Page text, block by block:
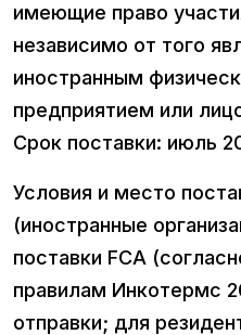
имеющие право
независимо от того
иностранным
предприятием или
Срок поставки: июль
Условия и место
(иностранные
поставки FCA
правилам Инкотермс
отправки; для